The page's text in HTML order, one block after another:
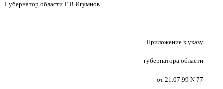
Губернатор области Г.В.Игумнов
Приложение к указу
губернатора области
от 21.07.99 N 77